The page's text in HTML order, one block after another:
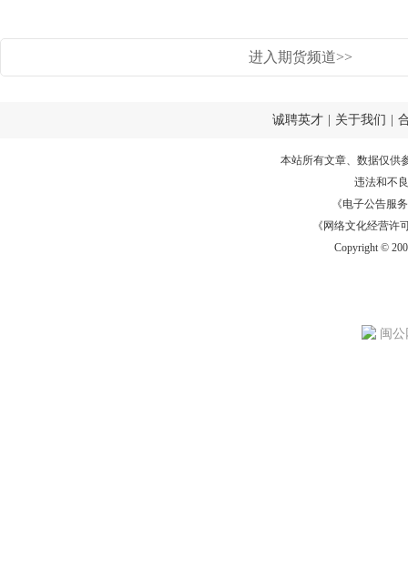
进入期货频道>>
诚聘英才 关于我们
本站所有文章、数据仅供
违法和不
《电子公告服务
《网络文化经营许
Copyright ©
闽公